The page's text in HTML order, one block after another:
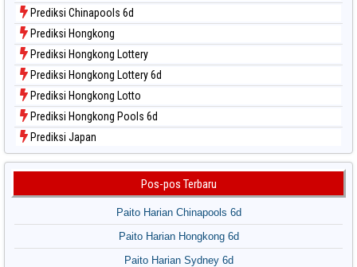
Prediksi Chinapools 6d
Prediksi Hongkong
Prediksi Hongkong Lottery
Prediksi Hongkong Lottery 6d
Prediksi Hongkong Lotto
Prediksi Hongkong Pools 6d
Prediksi Japan
Prediksi Japan 6d
Prediksi Kuda Lari
Prediksi Magnum Cambodia
Prediksi North Carolina Day
Pos-pos Terbaru
Paito Harian Chinapools 6d
Paito Harian Hongkong 6d
Paito Harian Sydney 6d